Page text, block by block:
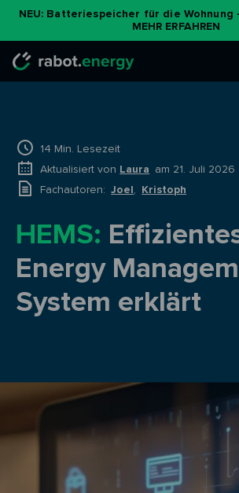
NEU: Batteriespeicher für die Wohnung
MEHR ERFAHREN
14 Min. Lesezeit
Aktualisiert von Laura am 21. Juli 2026
Fachautoren:Joel, Kristoph
HEMS:
Energy
System erklärt